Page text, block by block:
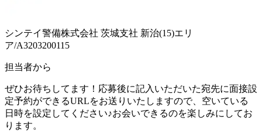
シンテイ警備株式会社 茨城支社 新治(15)エリ
ア/A3203200115
担当者から
ぜひお待ちしてます！応募後に記入いただいた宛先に面接設
定予約ができるURLをお送りいたしますので、空いている
日時を設定してください♪お会いできるのを楽しみにしてお
ります。